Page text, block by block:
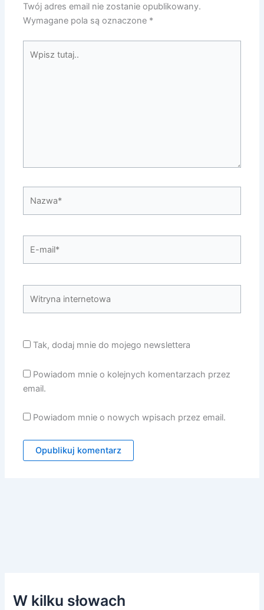
Twój adres email nie zostanie opublikowany.
Wymagane pola są oznaczone *
tutaj..
internetowa
Tak, dodaj mnie do mojego newslettera
Powiadom mnie o kolejnych komentarzach przez
email.
Powiadom mnie o nowych wpisach przez email.
W kilku słowach